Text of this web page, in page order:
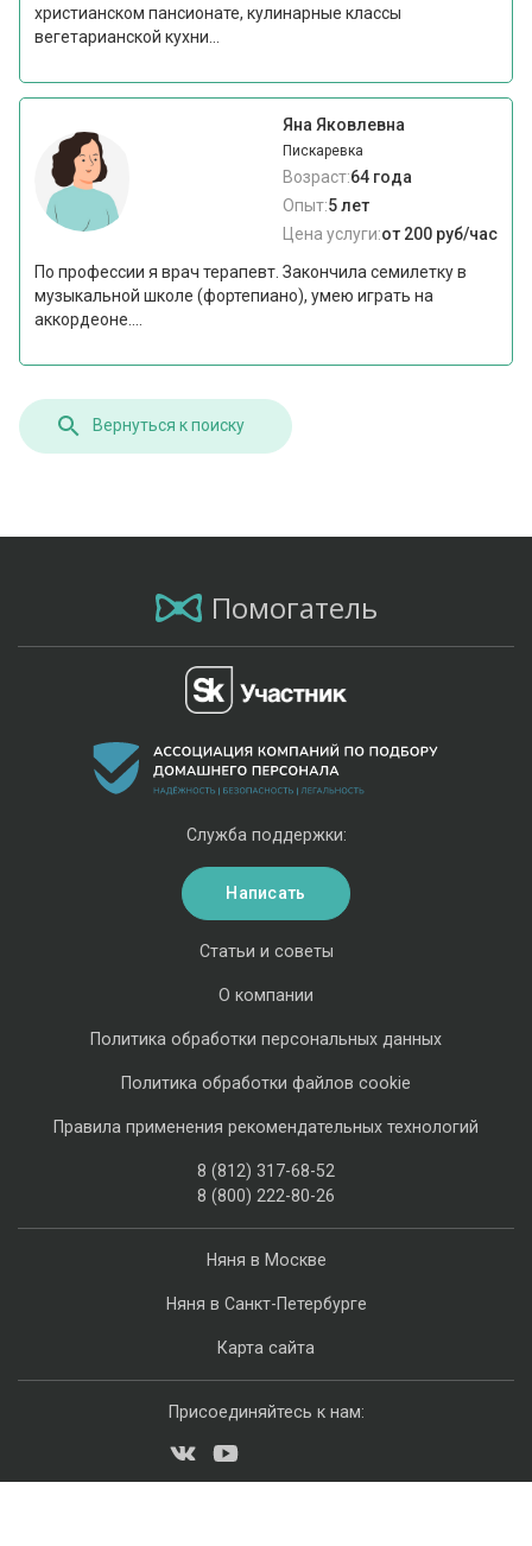
христианском пансионате, кулинарные классы
вегетарианской кухни...
Яна Яковлевна
Пискаревка
Возраст:64 года
Опыт:5 лет
Цена услуги:от 200 руб/час
По профессии я врач терапевт. Закончила семилетку в
музыкальной школе (фортепиано), умею играть на
аккордеоне....
Вернуться к поиску
Помогатель
Няня в Москве
Няня в Санкт-Петербурге
Карта сайта
Статьи и советы
О компании
Политика обработки персональных данных
Политика обработки файлов cookie
Правила применения рекомендательных технологий
8 (812) 317-68-52
8 (800) 222-80-26
Служба поддержки:
Написать
Присоединяйтесь к нам: